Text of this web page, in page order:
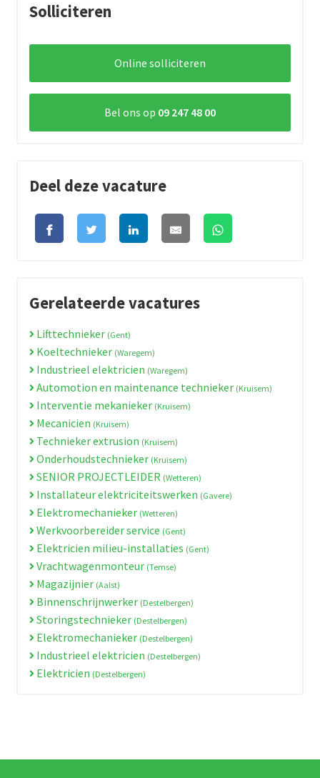
Solliciteren
Online solliciteren
Bel ons op 09 247 48 00
Deel deze vacature
Gerelateerde vacatures
Lifttechnieker (Gent)
Koeltechnieker (Waregem)
Industrieel elektricien (Waregem)
Automotion en maintenance technieker (Kruisem)
Interventie mekanieker (Kruisem)
Mecanicien (Kruisem)
Technieker extrusion (Kruisem)
Onderhoudstechnieker (Kruisem)
SENIOR PROJECTLEIDER (Wetteren)
Installateur elektriciteitswerken (Gavere)
Elektromechanieker (Wetteren)
Werkvoorbereider service (Gent)
Elektricien milieu-installaties (Gent)
Vrachtwagenmonteur (Temse)
Magazijnier (Aalst)
Binnenschrijnwerker (Destelbergen)
Storingstechnieker (Destelbergen)
Elektromechanieker (Destelbergen)
Industrieel elektricien (Destelbergen)
Elektricien (Destelbergen)